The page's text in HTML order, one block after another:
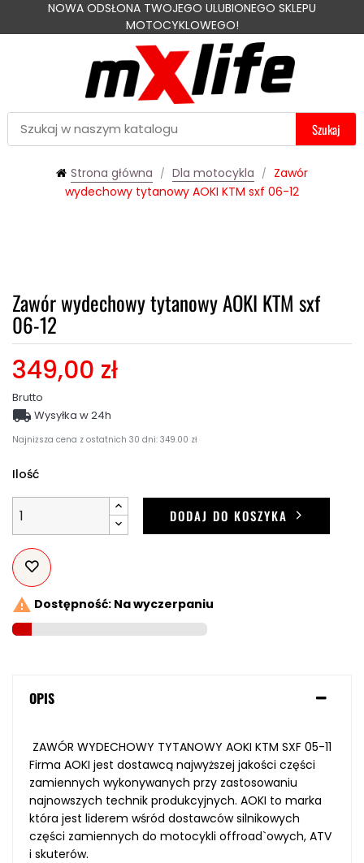
NOWA ODSŁONA TWOJEGO ULUBIONEGO SKLEPU
MOTOCYKLOWEGO!
Szukaj
Strona główna Dla motocykla
Zawór
wydechowy tytanowy AOKI KTM sxf 06-12
Zawór wydechowy tytanowy AOKI KTM sxf
06-12
349,00 zł
Brutto
Najniższa cena z ostatnich 30 dni: 349.00 zł
 Wysyłka w 24h
Ilość
DODAJ DO KOSZYKA
 Dostępność: Na wyczerpaniu
OPIS
ZAWÓR WYDECHOWY TYTANOWY AOKI KTM SXF 05-11
Firma AOKI jest dostawcą najwyższej jakości części
zamiennych wykonywanych przy zastosowaniu
najnowszych technik produkcyjnych. AOKI to marka
która jest liderem wśród dostawców silnikowych
części zamiennych do motocykli offroad`owych, ATV
i skuterów.